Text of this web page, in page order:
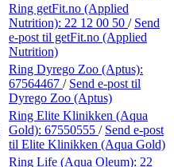
Ring getFit.no (Applied
Nutrition): 22 12 00 50 / Send
e-post til getFit.no (Applied
Nutrition)
Ring Dyrego Zoo (Aptus):
67564467 / Send e-post til
Dyrego Zoo (Aptus)
Ring Elite Klinikken (Aqua
Gold): 67550555 / Send e-post
til Elite Klinikken (Aqua Gold)
Ring Life (Aqua Oleum): 22